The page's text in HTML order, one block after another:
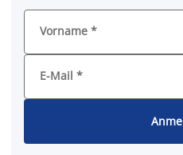
Vorname *
E-Mail *